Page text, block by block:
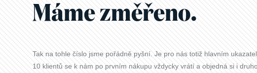
Máme změřeno.
Tak na tohle číslo jsme pořádně pyšní. Je pro nás totiž hlavním
10 klientů se k nám po prvním nákupu vždycky vrátí a objedná si i